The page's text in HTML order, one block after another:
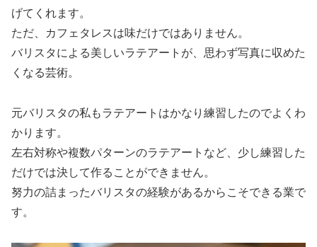
げてくれます。
ただ、カフェタレスは味だけではありません。
バリスタによる美しいラテアートが、思わず写真に収めた
くなる芸術。
元バリスタの私もラテアートはかなり練習したのでよくわ
かります。
左右対称や複数パターンのラテアートなど、少し練習した
だけでは決して作ることができません。
努力の詰まったバリスタの経験があるからこそできる業で
す。